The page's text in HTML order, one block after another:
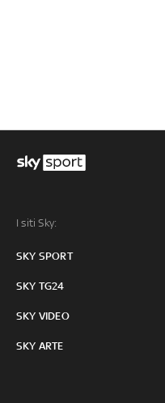
I siti Sky:
SKY SPORT
SKY TG24
SKY VIDEO
SKY ARTE